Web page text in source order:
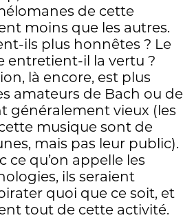
de cette
moins que les autres.
ils plus honnêtes ? Le
entretient-il la vertu ?
là encore, est plus
amateurs de Bach ou de
généralement vieux (les
musique sont de
mais pas leur public).
ce qu’on appelle les
ils seraient
quoi que ce soit, et
tout de cette activité.